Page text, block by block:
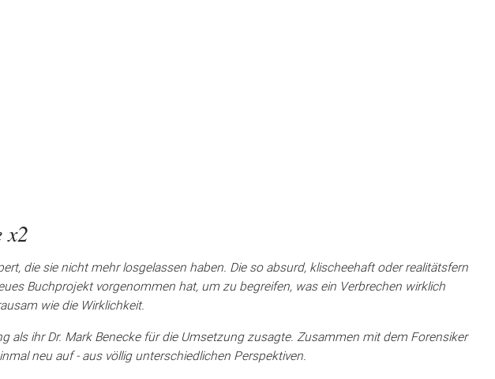
x2
die sie nicht mehr losgelassen haben. Die so absurd, klischeehaft oder realitätsfern
Buchprojekt vorgenommen hat, um zu begreifen, was ein Verbrechen wirklich
wie die Wirklichkeit.
ihr Dr. Mark Benecke für die Umsetzung zusagte. Zusammen mit dem Forensiker
neu auf - aus völlig unterschiedlichen Perspektiven.